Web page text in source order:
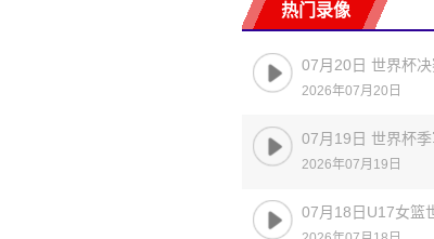
热门录像
2026年07月20日
2026年07月19日